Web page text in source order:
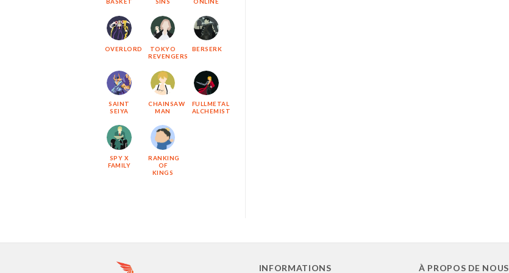
OVERLORD
TOKYO
REVENGERS
BERSERK
SAINT
SEIYA
CHAINSAW
MAN
FULLMETAL
ALCHEMIST
SPY X
FAMILY
RANKING
OF
KINGS
INFORMATIONS À PROPOS DE NOUS